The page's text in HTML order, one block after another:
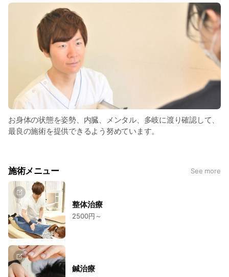
お身体の状態を姿勢、内臓、メンタル、多岐に渡り確認して、
最良の施術を提供できるよう努めています。
施術メニュー See more
整体治療
2500円～
鍼治療